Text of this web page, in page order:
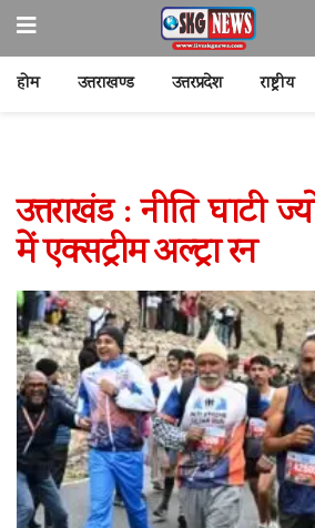
होम उत्तराखण्ड उत्तरप्रदेश राष्ट्रीय
उत्तराखंड : नीति घाटी
में एक्सट्रीम अल्ट्रा रन